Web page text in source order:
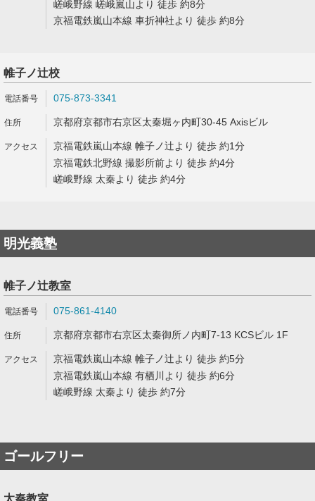
嵯峨野線 嵯峨嵐山より 徒歩 約8分
京福電鉄嵐山本線 車折神社より 徒歩 約8分
帷子ノ辻校
075-873-3341
京都府京都市右京区太秦堀ヶ内町30-45 Axisビル
京福電鉄嵐山本線 帷子ノ辻より 徒歩 約1分
京福電鉄北野線 撮影所前より 徒歩 約4分
嵯峨野線 太秦より 徒歩 約4分
明光義塾
帷子ノ辻教室
075-861-4140
京都府京都市右京区太秦御所ノ内町7-13 KCSビル 1F
京福電鉄嵐山本線 帷子ノ辻より 徒歩 約5分
京福電鉄嵐山本線 有栖川より 徒歩 約6分
嵯峨野線 太秦より 徒歩 約7分
ゴールフリー
太秦教室